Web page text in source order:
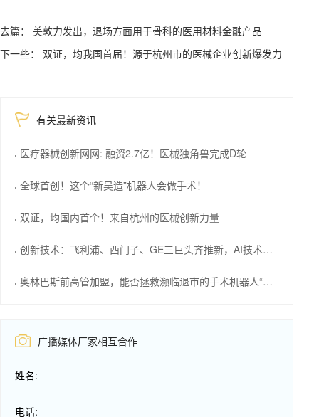
去篇： 美敦力发出，退场方面用于骨科的医用材料金融产品
下一些： 双证，均我国首届！源于杭州市的医械企业创新爆发力
有关最新资讯
医疗器械创新网网: 融资2.7亿！医械独角兽完成D轮
全球首创！这个“新吴造”机器人会做手术！
双证，均国内首个！来自杭州的医械创新力量
创新技术：飞利浦、西门子、GE三巨头齐推新，AI技术成焦点！
奥林巴斯前高管加盟，能否拯救濒临退市的手术机器人“独角兽”？
广播媒体厂家相互合作
姓名:
电话: